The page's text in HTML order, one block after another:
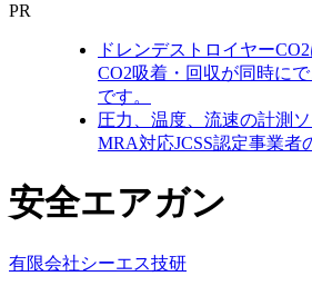
PR
ドレンデストロイヤー
CO2吸着・回収が同時に
です。
圧力、温度、流速の計測
MRA対応JCSS認定事業者
安全エアガン
有限会社シーエス技研